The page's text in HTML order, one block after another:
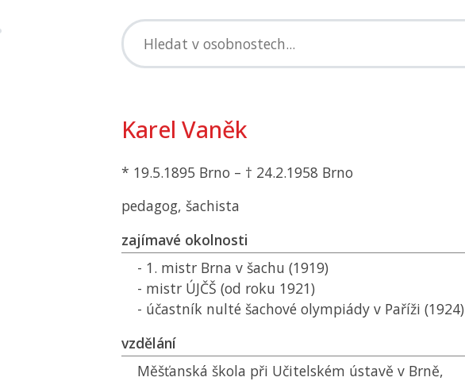
Karel Vaněk
* 19.5.1895 Brno – † 24.2.1958 Brno
pedagog, šachista
zajímavé okolnosti
- 1. mistr Brna v šachu (1919)
- mistr ÚJČŠ (od roku 1921)
- účastník nulté šachové olympiády v Paříži (1924)
vzdělání
Měšťanská škola při Učitelském ústavě v Brně,